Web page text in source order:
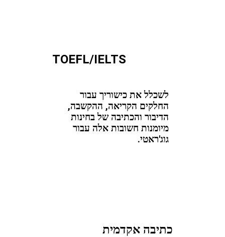
TOEFL/IELTS
לשכלל את כישוריך עבור
החלקים הקריאה, ההקשבה,
הדיבור והכתיבה של בחינות
מיומנות חשובות אלה עבור
גוג'ראטי.
כתיבה אקדמית